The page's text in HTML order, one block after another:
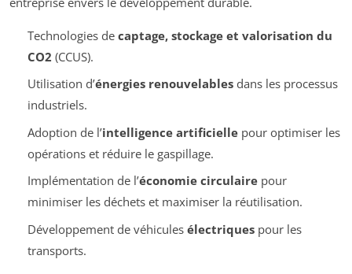
Technologies de captage, stockage et valorisation du
CO2 (CCUS).
Utilisation d’énergies renouvelablesdans les processus
industriels.
Adoption de l’intelligence artificiellepour optimiser les
opérations et réduire le gaspillage.
Implémentation de l’économie circulairepour
minimiser les déchets et maximiser la réutilisation.
Développement de véhicules électriquespour les
transports.